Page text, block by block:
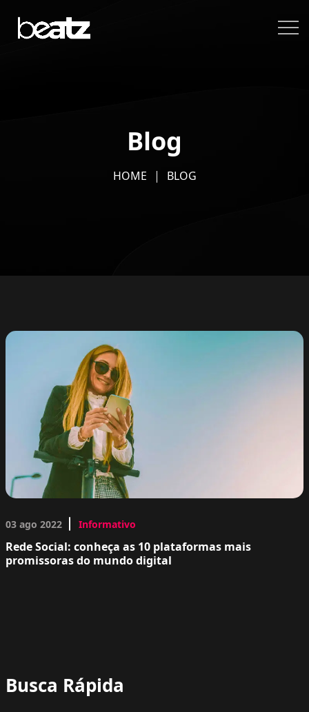
Blog
HOME BLOG
03 ago 2022 Informativo
Rede Social: conheça as 10 plataformas mais
promissoras do mundo digital
Busca Rápida